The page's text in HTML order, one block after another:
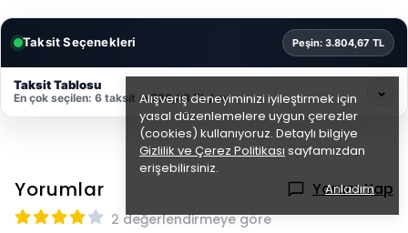
Alışveriş deneyiminizi iyileştirmek için
yasal düzenlemelere uygun çerezler
(cookies) kullanıyoruz. Detaylı bilgiye
Gizlilik ve Çerez Politikası sayfamızdan
erişebilirsiniz.
Anladım
Taksit Seçenekleri Peşin: 3.804,67 TL
Taksit Tablosu
En çok seçilen: 6 taksit → 738,03 TL / ay ⌄
Yorumlar Yorum Yap
2 değerlendirmeye göre